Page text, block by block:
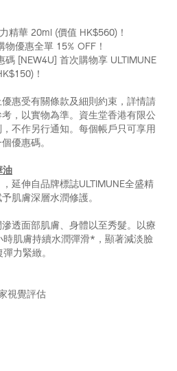
精華 20ml (價值 HK$560)！
優惠全單 15% OFF！
[NEW4U] 首次購物享 ULTIMUNE
！
惠受有關條款及細則約束，詳情請
考，以實物為準。資生堂香港有限公
不作另行通知。每個帳戶只可享用
優惠碼。
油
延伸自品牌標誌ULTIMUNE全盛精
肌膚深層水潤修護。
透面部肌膚、身體以至秀髮。以療
肌膚持續水潤彈滑*，顯著減淡臉
力緊緻。
視覺評估